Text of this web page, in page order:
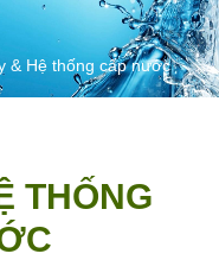
& Hệ thống cấp nước
THỐNG